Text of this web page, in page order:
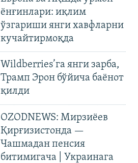
ёнғинлари: иқлим
ўзгариши янги хавфларни
кучайтирмоқда
Wildberries’га янги зарба,
Трамп Эрон бўйича баёнот
қилди
OZODNEWS: Мирзиёев
Қирғизистонда —
Чашмадан пенсия
битимигача | Украинага